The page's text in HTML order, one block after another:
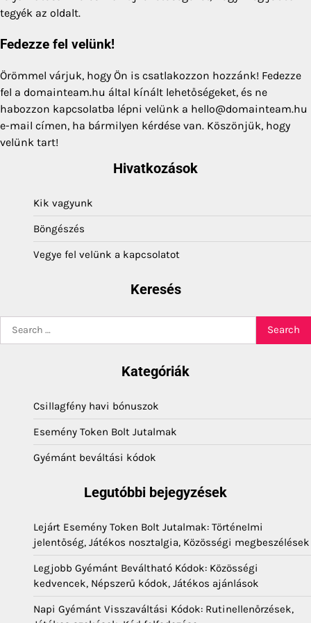
tegyék az oldalt.
Fedezze fel velünk!
Örömmel várjuk, hogy Ön is csatlakozzon hozzánk! Fedezze
fel a domainteam.hu által kínált lehetőségeket, és ne
habozzon kapcsolatba lépni velünk a hello@domainteam.hu
e-mail címen, ha bármilyen kérdése van. Köszönjük, hogy
velünk tart!
Hivatkozások
Kik vagyunk
Böngészés
Vegye fel velünk a kapcsolatot
Keresés
Search
for:
Kategóriák
Csillagfény havi bónuszok
Esemény Token Bolt Jutalmak
Gyémánt beváltási kódok
Legutóbbi bejegyzések
Lejárt Esemény Token Bolt Jutalmak: Történelmi
jelentőség, Játékos nosztalgia, Közösségi megbeszélések
Legjobb Gyémánt Beváltható Kódok: Közösségi
kedvencek, Népszerű kódok, Játékos ajánlások
Napi Gyémánt Visszaváltási Kódok: Rutinellenőrzések,